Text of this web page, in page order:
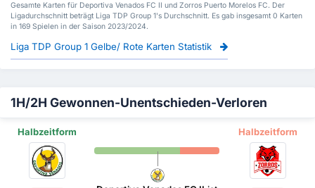
Gesamte Karten für Deportiva Venados FC II und Zorros Puerto Morelos FC. Der
Ligadurchschnitt beträgt Liga TDP Group 1's Durchschnitt. Es gab insgesamt 0 Karten
in 169 Spielen in der Saison 2023/2024.
Liga TDP Group 1 Gelbe/ Rote Karten Statistik
1H/2H Gewonnen-Unentschieden-Verloren
Halbzeitform Halbzeitform